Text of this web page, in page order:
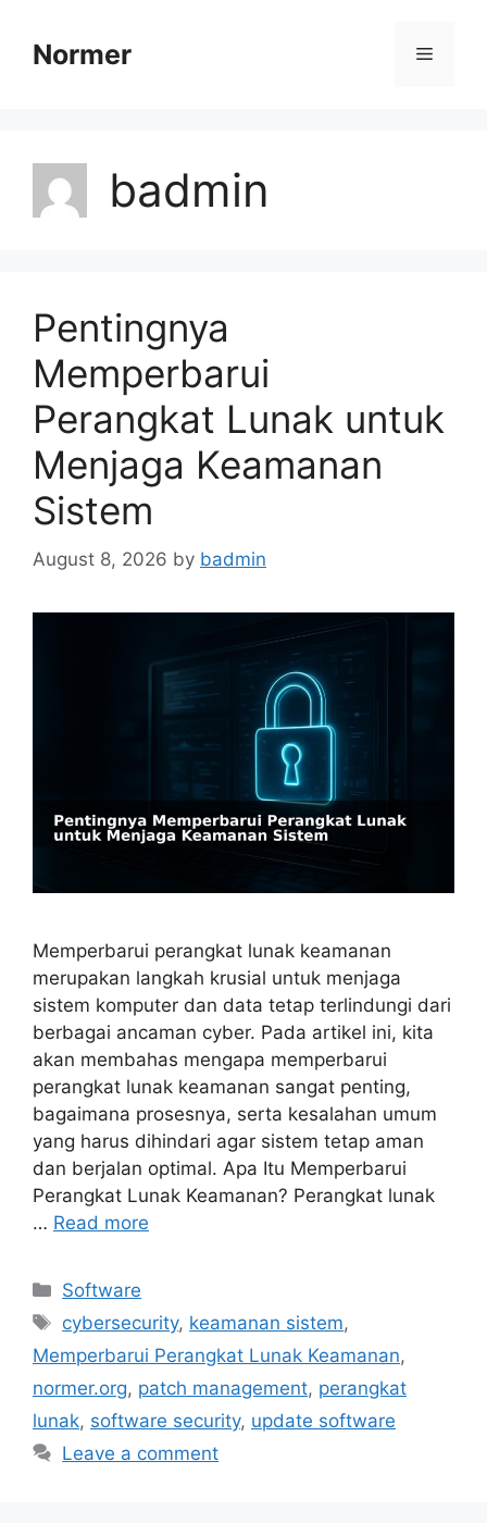
contentNormer Menu
badmin
Pentingnya
Memperbarui
Perangkat Lunak untuk
Menjaga Keamanan
Sistem
August 8, 2026 by badmin
Memperbarui perangkat lunak keamanan
merupakan langkah krusial untuk menjaga
sistem komputer dan data tetap terlindungi dari
berbagai ancaman cyber. Pada artikel ini, kita
akan membahas mengapa memperbarui
perangkat lunak keamanan sangat penting,
bagaimana prosesnya, serta kesalahan umum
yang harus dihindari agar sistem tetap aman
dan berjalan optimal. Apa Itu Memperbarui
Perangkat Lunak Keamanan? Perangkat lunak
… Read more
Categories
Software
Tags
cybersecurity, keamanan sistem,
Memperbarui Perangkat Lunak Keamanan,
normer.org, patch management, perangkat
lunak, software security, update software
Leave a comment